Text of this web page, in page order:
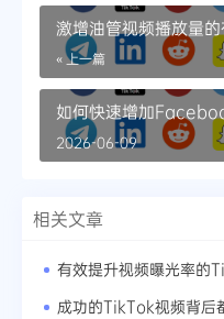
激增油管视频播放量
« 上一篇
如何快速增加
2026-06-09
相关文章
有效提升视频曝光率的
成功的TikTok视频背后